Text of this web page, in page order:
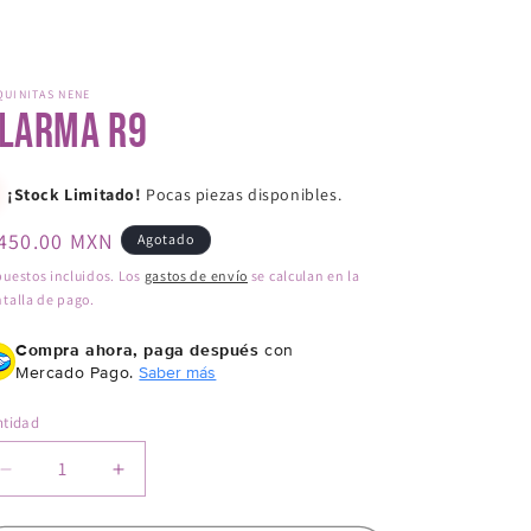
NENE
R9
¡Stock Limitado! Pocas piezas disponibles.
MXN Agotado
incluidos. Los gastos de envío se calculan en la
de pago.
Compra ahora, paga después con
Mercado Pago.Saber más
Reducir
cantidad
Aumentar
cantidad